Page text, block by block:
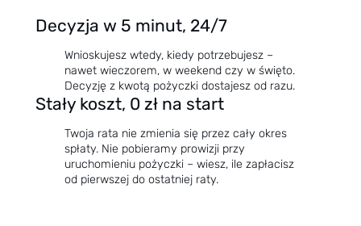
Decyzja w 5 minut, 24/7
Wnioskujesz wtedy, kiedy potrzebujesz –
nawet wieczorem, w weekend czy w święto.
Decyzję z kwotą pożyczki dostajesz od razu.
Stały koszt, 0 zł na start
Twoja rata nie zmienia się przez cały okres
spłaty. Nie pobieramy prowizji przy
uruchomieniu pożyczki – wiesz, ile zapłacisz
od pierwszej do ostatniej raty.